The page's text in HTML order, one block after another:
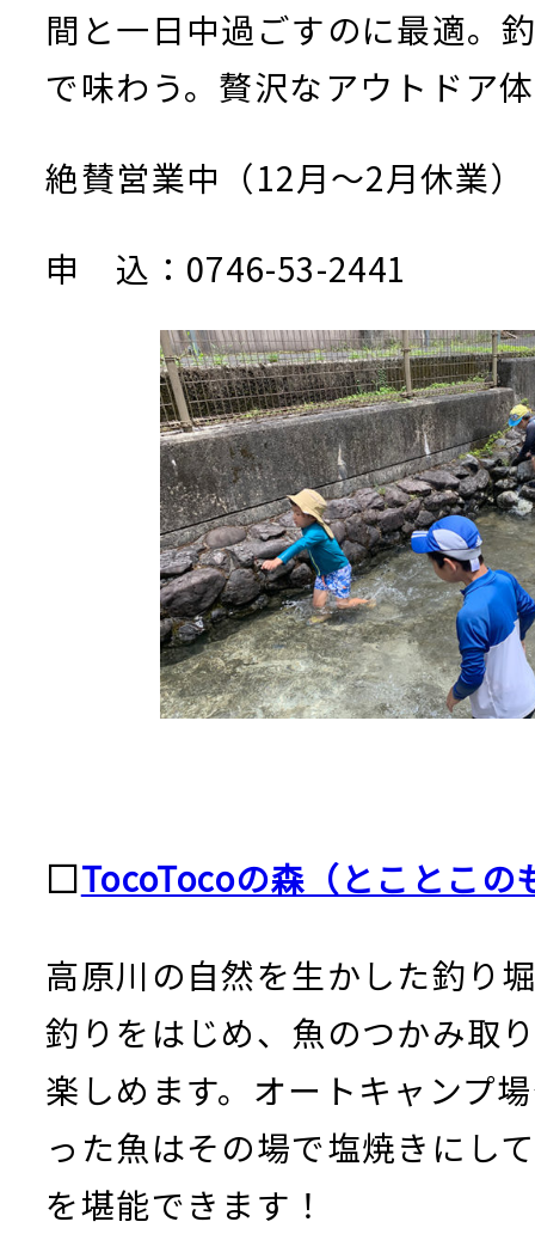
間と一日中過ごすのに最適。
で味わう。贅沢なアウトドア
絶賛営業中（12月～2月休業
申 込：0746-53-2441
□TocoTocoの森（とことこの
高原川の自然を生かした釣り
釣りをはじめ、魚のつかみ取
楽しめます。オートキャンプ
った魚はその場で塩焼きにし
を堪能できます！